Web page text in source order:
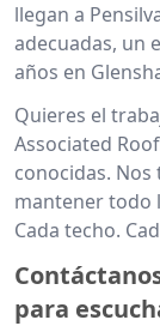
llegan a
adecuadas, un
años en
Quieres el
Associated
conocidas.
mantener todo
Cada techo.
para